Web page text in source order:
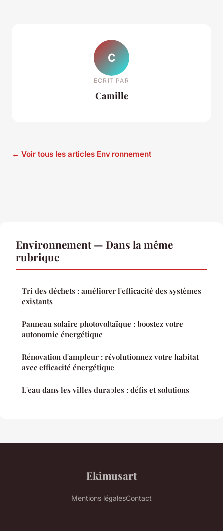
C
ECRIT PAR
Camille
← Voir tous les articles Environnement
Environnement — Dans la même
rubrique
Tri des déchets : améliorer l'efficacité des systèmes
existants
Panneau solaire photovoltaïque : boostez votre
autonomie énergétique
Rénovation d'ampleur : révolutionnez votre habitat
avec efficacité énergétique
L'eau dans les villes durables : défis et solutions
Ekimusart
Mentions légalesContact